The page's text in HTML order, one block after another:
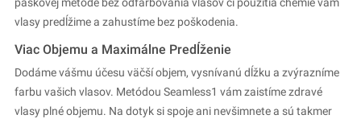
vlasy predĺžime a zahustíme bez poškodenia.
Viac Objemu a Maximálne Predĺženie
Dodáme vášmu účesu väčší objem, vysnívanú dĺžku a zvýrazníme
farbu vašich vlasov. Metódou Seamless1 vám zaistíme zdravé
vlasy plné objemu. Na dotyk si spoje ani nevšimnete a sú takmer